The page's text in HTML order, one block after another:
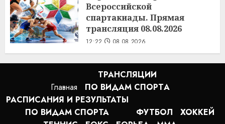
Всероссийской
спартакиады. Прямая
трансляция 08.08.2026
12:22 08.08.2026
Главная
ТРАНСЛЯЦИИ
ПО ВИДАМ СПОРТA
РАСПИСАНИЯ И РЕЗУЛЬТАТЫ
ПО ВИДАМ СПОРТА
ФУТБОЛ
ХОККЕЙ